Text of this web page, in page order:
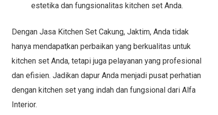
estetika dan fungsionalitas kitchen set Anda.
Dengan Jasa Kitchen Set Cakung, Jaktim, Anda tidak
hanya mendapatkan perbaikan yang berkualitas untuk
kitchen set Anda, tetapi juga pelayanan yang profesional
dan efisien. Jadikan dapur Anda menjadi pusat perhatian
dengan kitchen set yang indah dan fungsional dari Alfa
Interior.